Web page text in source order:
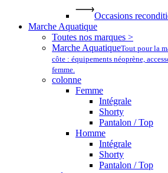
Occasions
Marche Aquatique
Toutes nos marques >
Marche AquatiqueTout pour la
côte : équipements néoprène,
femme.
colonne
Femme
Intégrale
Shorty
Pantalon / Top
Homme
Intégrale
Shorty
Pantalon / Top